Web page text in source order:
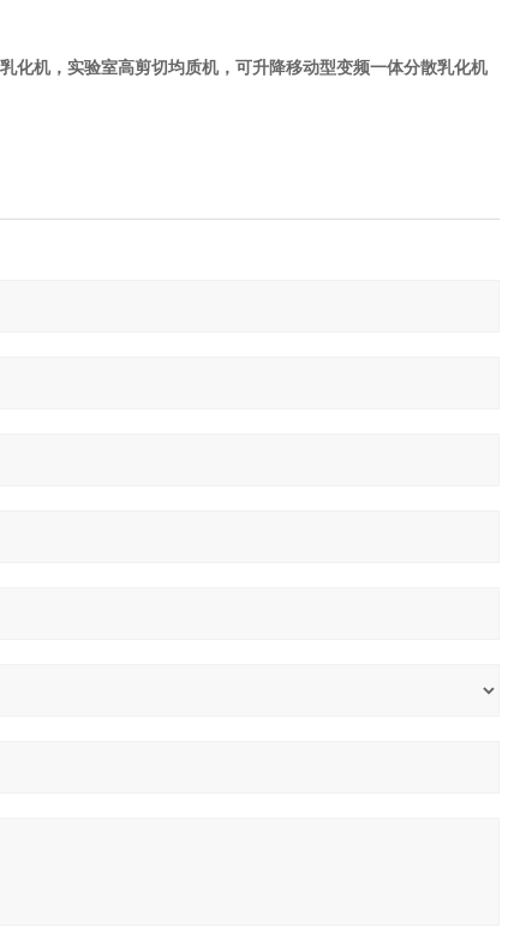
化机，实验室高剪切均质机， 可升降移动型变频一体分散乳化机